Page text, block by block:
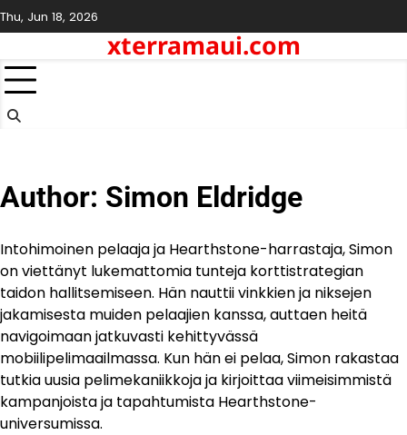
Skip
to
Thu, Jun 18, 2026
xterramaui.com
Author: Simon Eldridge
Intohimoinen pelaaja ja Hearthstone-harrastaja, Simon
on viettänyt lukemattomia tunteja korttistrategian
taidon hallitsemiseen. Hän nauttii vinkkien ja niksejen
jakamisesta muiden pelaajien kanssa, auttaen heitä
navigoimaan jatkuvasti kehittyvässä
mobiilipelimaailmassa. Kun hän ei pelaa, Simon rakastaa
tutkia uusia pelimekaniikkoja ja kirjoittaa viimeisimmistä
kampanjoista ja tapahtumista Hearthstone-
universumissa.